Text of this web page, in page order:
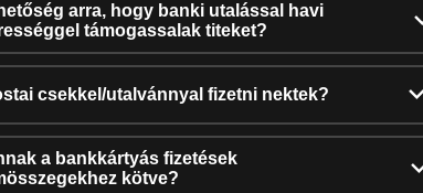
arra, hogy banki utalással havi
támogassalak titeket?
csekkel/utalvánnyal fizetni nektek?
a bankkártyás fizetések
kötve?